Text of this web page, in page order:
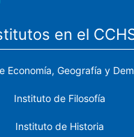
en el
Economía, Geografía y
Instituto de Filosofía
Instituto de Historia